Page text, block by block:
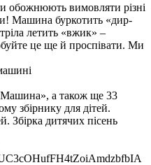
обожнюють вимовляти різні
Машина буркотить «дир-
летить «вжик» –
це ще й проспівати. Ми
Машина», а також ще 33
збірнику для дітей.
Збірка дитячих пісень